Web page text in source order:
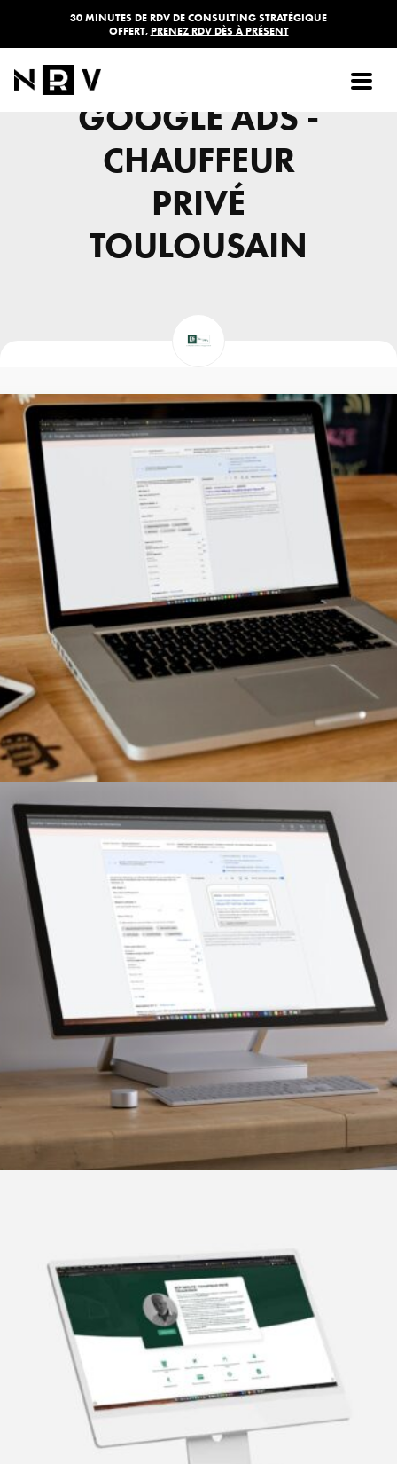
30 MINUTES DE RDV DE CONSULTING STRATÉGIQUE
OFFERT, PRENEZ RDV DÈS À PRÉSENT
GOOGLE ADS -
CHAUFFEUR
PRIVÉ
TOULOUSAIN